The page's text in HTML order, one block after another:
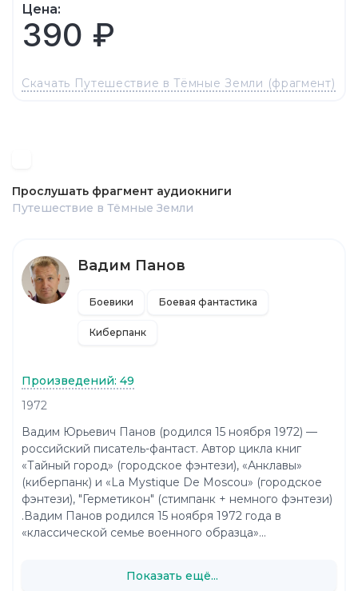
Цена:
390 ₽
Скачать Путешествие в Тёмные Земли (фрагмент)
Прослушать фрагмент аудиокниги
Путешествие в Тёмные Земли
Вадим Панов
Боевики Боевая фантастика
Киберпанк
Произведений: 49
1972
Вадим Юрьевич Панов (родился 15 ноября 1972) —
российский писатель-фантаст. Автор цикла книг
«Тайный город» (городское фэнтези), «Анклавы»
(киберпанк) и «La Mystique De Moscou» (городское
фэнтези), "Герметикон" (стимпанк + немного фэнтези)
.Вадим Панов родился 15 ноября 1972 года в
«классической семье военного образца»...
Показать ещё...